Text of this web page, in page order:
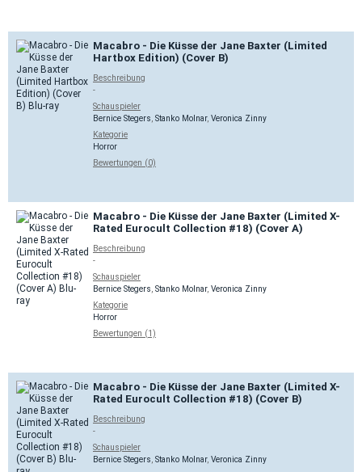
Macabro - Die Küsse der Jane Baxter (Limited
Hartbox Edition) (Cover B)
Beschreibung
-
Schauspieler
Bernice Stegers Stanko Molnar, Veronica Zinny
Kategorie
Horror
Bewertungen (0)
Macabro - Die Küsse der Jane Baxter (Limited X-
Rated Eurocult Collection #18) (Cover A)
Beschreibung
-
Schauspieler
Bernice Stegers Stanko Molnar, Veronica Zinny
Kategorie
Horror
Bewertungen (1)
Macabro - Die Küsse der Jane Baxter (Limited X-
Rated Eurocult Collection #18) (Cover B)
Beschreibung
-
Schauspieler
Bernice Stegers Stanko Molnar, Veronica Zinny